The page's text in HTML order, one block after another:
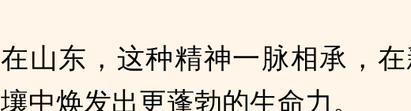
在山东，这种精神一脉相承，
壤中焕发出更蓬勃的生命力。